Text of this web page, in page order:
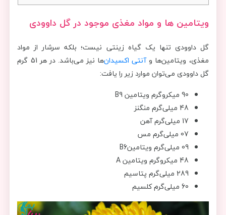
ویتامین ها و مواد مغذی موجود در گل داوودی
گل داوودی تنها یک گیاه زینتی نیست؛ بلکه سرشار از مواد
مغذی، ویتامین‌ها وآنتی اکسیدان
‌ها نیز می‌باشد. در هر 51 گرم
گل داوودی می‌توان موارد زیر را یافت:
90 میکروگرم ویتامین B9
48 میلی‌گرم منگنز
17 میلی‌گرم آهن
07 میلی‌گرم مس
09 میلی‌گرم ویتامینB6
48 میکروگرم ویتامین A
289 میلی‌گرم پتاسیم
60 میلی‌گرم کلسیم